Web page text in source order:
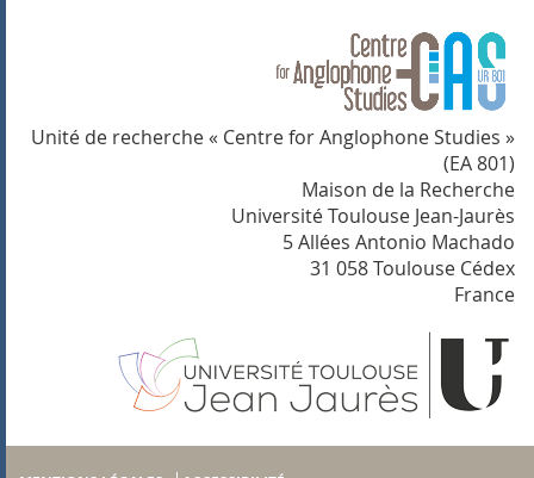
Unité de recherche « Centre for Anglophone Studies »
(EA 801)
Maison de la Recherche
Université Toulouse Jean-Jaurès
5 Allées Antonio Machado
31 058 Toulouse Cédex
France